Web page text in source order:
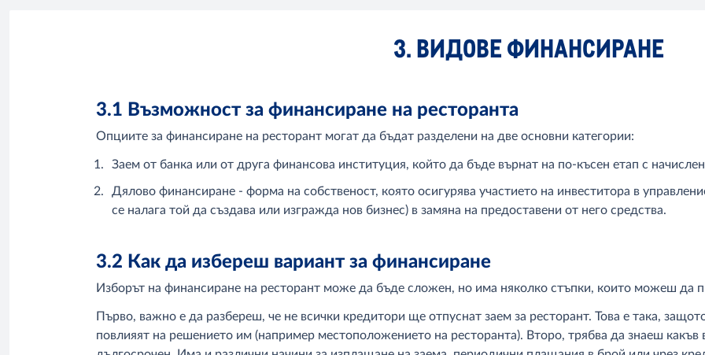
3. ВИДОВЕ ФИНАНСИРАНЕ
3.1 Възможност за финансиране на ресторанта
Опциите за финансиране на ресторант могат да бъдат разделени на две основни категории:
Заем от банка или от друга финансова институция, който да бъде върнат на по-късен етап с
Дялово финансиране - форма на собственост, която осигурява участието на инвеститора в
се налага той да създава или изгражда нов бизнес) в замяна на предоставени от него средства.
3.2 Как да избереш вариант за финансиране
Изборът на финансиране на ресторант може да бъде сложен, но има няколко стъпки, които можеш да
Първо, важно е да разбереш, че не всички кредитори ще отпуснат заем за ресторант. Това е така,
повлияят на решението им (например местоположението на ресторанта). Второ, трябва да знаеш